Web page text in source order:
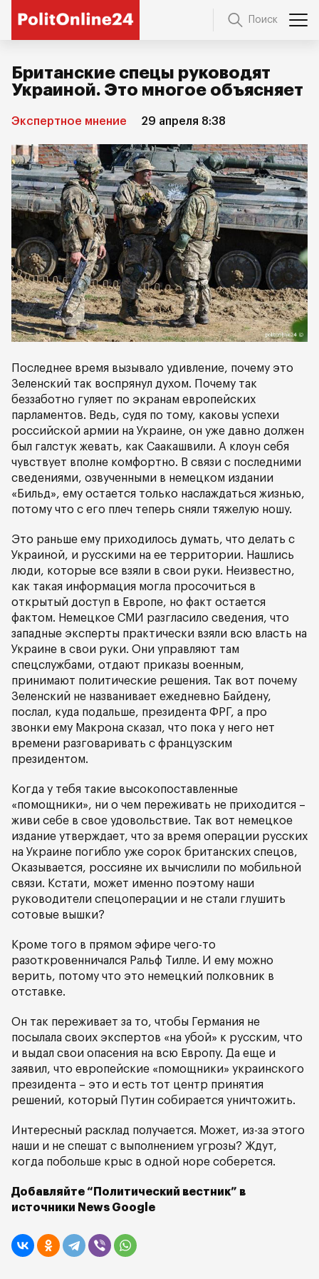
Поиск
Британские спецы руководят
Украиной. Это многое объясняет
Экспертное мнение 29 апреля 8:38
Последнее время вызывало удивление, почему это
Зеленский так воспрянул духом. Почему так
беззаботно гуляет по экранам европейских
парламентов. Ведь, судя по тому, каковы успехи
российской армии на Украине, он уже давно должен
был галстук жевать, как Саакашвили. А клоун себя
чувствует вполне комфортно. В связи с последними
сведениями, озвученными в немецком издании
«Бильд», ему остается только наслаждаться жизнью,
потому что с его плеч теперь сняли тяжелую ношу.
Это раньше ему приходилось думать, что делать с
Украиной, и русскими на ее территории. Нашлись
люди, которые все взяли в свои руки. Неизвестно,
как такая информация могла просочиться в
открытый доступ в Европе, но факт остается
фактом. Немецкое СМИ разгласило сведения, что
западные эксперты практически взяли всю власть на
Украине в свои руки. Они управляют там
спецслужбами, отдают приказы военным,
принимают политические решения. Так вот почему
Зеленский не названивает ежедневно Байдену,
послал, куда подальше, президента ФРГ, а про
звонки ему Макрона сказал, что пока у него нет
времени разговаривать с французским
президентом.
Когда у тебя такие высокопоставленные
«помощники», ни о чем переживать не приходится –
живи себе в свое удовольствие. Так вот немецкое
издание утверждает, что за время операции русских
на Украине погибло уже сорок британских спецов,
Оказывается, россияне их вычислили по мобильной
связи. Кстати, может именно поэтому наши
руководители спецоперации и не стали глушить
сотовые вышки?
Кроме того в прямом эфире чего-то
разоткровенничался Ральф Тилле. И ему можно
верить, потому что это немецкий полковник в
отставке.
Он так переживает за то, чтобы Германия не
посылала своих экспертов «на убой» к русским, что
и выдал свои опасения на всю Европу. Да еще и
заявил, что европейские «помощники» украинского
президента – это и есть тот центр принятия
решений, который Путин собирается уничтожить.
Интересный расклад получается. Может, из-за этого
наши и не спешат с выполнением угрозы? Ждут,
когда побольше крыс в одной норе соберется.
Добавляйте “Политический вестник” в
источники News Google